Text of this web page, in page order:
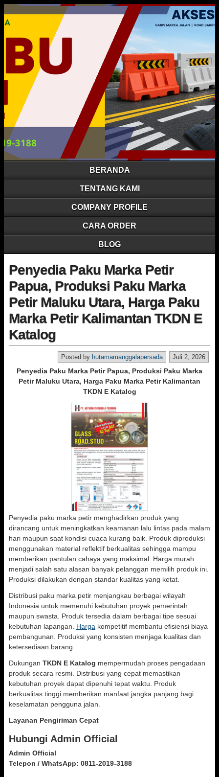
BERANDA
TENTANG KAMI
COMPANY PROFILE
CARA ORDER
BLOG
Penyedia Paku Marka Petir
Papua, Produksi Paku Marka
Petir Maluku Utara, Harga Paku
Marka Petir Kalimantan TKDN E
Katalog
Juli 2, 2026
Posted by hutamamanggalapersada
Penyedia Paku Marka Petir Papua, Produksi Paku Marka
Petir Maluku Utara, Harga Paku Marka Petir Kalimantan
TKDN E Katalog
Penyedia paku marka petir menghadirkan produk yang
dirancang untuk meningkatkan keamanan lalu lintas pada malam
hari maupun saat kondisi cuaca kurang baik. Produk diproduksi
menggunakan material reflektif berkualitas sehingga mampu
memberikan pantulan cahaya yang maksimal. Harga murah
menjadi salah satu alasan banyak pelanggan memilih produk ini.
Produksi dilakukan dengan standar kualitas yang ketat.
Distribusi paku marka petir menjangkau berbagai wilayah
Indonesia untuk memenuhi kebutuhan proyek pemerintah
maupun swasta. Produk tersedia dalam berbagai tipe sesuai
kebutuhan lapangan. Harga kompetitif membantu efisiensi biaya
pembangunan. Produksi yang konsisten menjaga kualitas dan
ketersediaan barang.
Dukungan TKDN E Katalog mempermudah proses pengadaan
produk secara resmi. Distribusi yang cepat memastikan
kebutuhan proyek dapat dipenuhi tepat waktu. Produk
berkualitas tinggi memberikan manfaat jangka panjang bagi
keselamatan pengguna jalan.
Layanan Pengiriman Cepat
Hubungi Admin Official
Admin Official
Telepon / WhatsApp: 0811-2019-3188